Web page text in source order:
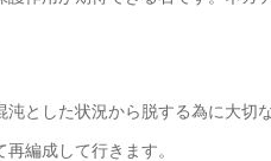
沌とした状況から脱する為に大
編成して行きます。